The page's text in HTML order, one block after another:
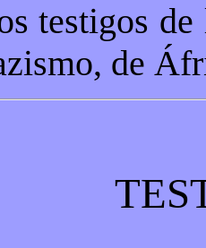
testigos
de